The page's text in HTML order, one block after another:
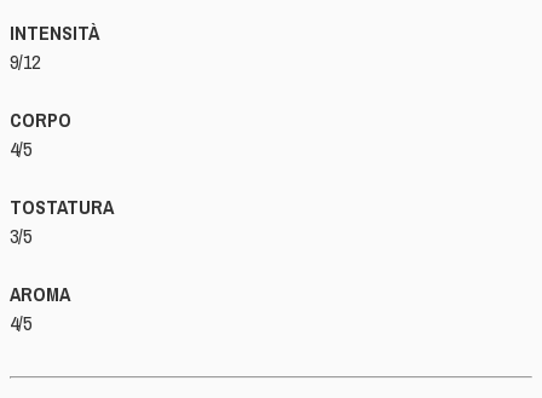
INTENSITÀ
9/12
CORPO
4/5
TOSTATURA
3/5
AROMA
4/5